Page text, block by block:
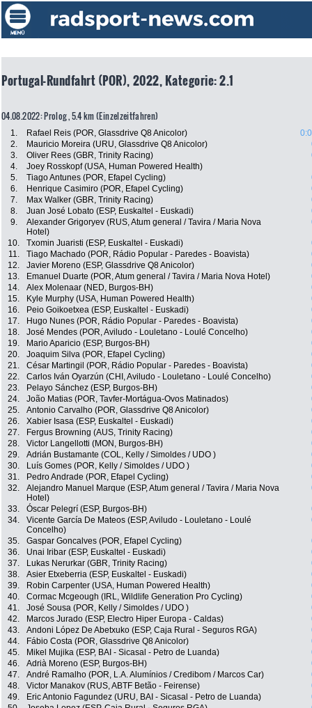
Portugal-Rundfahrt (POR), 2022, Kategorie: 2.1
04.08.2022: Prolog , 5.4 km (Einzelzeitfahren)
1. Rafael Reis (POR, Glassdrive Q8 Anicolor)
2.
Mauricio Moreira (URU, Glassdrive Q8 Anicolor)
3.
Oliver Rees (GBR, Trinity Racing)
4.
Joey Rosskopf (USA, Human Powered Health)
5.
Tiago Antunes (POR, Efapel Cycling)
6.
Henrique Casimiro (POR, Efapel Cycling)
7.
Max Walker (GBR, Trinity Racing)
8.
Juan José Lobato (ESP, Euskaltel - Euskadi)
9.
Alexander Grigoryev (RUS, Atum general / Tavira / Maria Nova
Hotel)
10. Txomin Juaristi (ESP, Euskaltel - Euskadi)
11.
Tiago Machado (POR, Rádio Popular - Paredes - Boavista)
12.
Javier Moreno (ESP, Glassdrive Q8 Anicolor)
13.
Emanuel Duarte (POR, Atum general / Tavira / Maria Nova Hotel)
14.
Alex Molenaar (NED, Burgos-BH)
15.
Kyle Murphy (USA, Human Powered Health)
16.
Peio Goikoetxea (ESP, Euskaltel - Euskadi)
17.
Hugo Nunes (POR, Rádio Popular - Paredes - Boavista)
18.
José Mendes (POR, Aviludo - Louletano - Loulé Concelho)
19.
Mario Aparicio (ESP, Burgos-BH)
20.
Joaquim Silva (POR, Efapel Cycling)
21.
César Martingil (POR, Rádio Popular - Paredes - Boavista)
22.
Carlos Iván Oyarzún (CHI, Aviludo - Louletano - Loulé Concelho)
23.
Pelayo Sánchez (ESP, Burgos-BH)
24.
João Matias (POR, Tavfer-Mortágua-Ovos Matinados)
25.
Antonio Carvalho (POR, Glassdrive Q8 Anicolor)
26.
Xabier Isasa (ESP, Euskaltel - Euskadi)
27.
Fergus Browning (AUS, Trinity Racing)
28.
Victor Langellotti (MON, Burgos-BH)
29.
Adrián Bustamante (COL, Kelly / Simoldes / UDO )
30.
Luís Gomes (POR, Kelly / Simoldes / UDO )
31.
Pedro Andrade (POR, Efapel Cycling)
32.
Alejandro Manuel Marque (ESP, Atum general / Tavira / Maria Nova
Hotel)
33. Óscar Pelegrí (ESP, Burgos-BH)
34.
Vicente García De Mateos (ESP, Aviludo - Louletano - Loulé
Concelho)
35. Gaspar Goncalves (POR, Efapel Cycling)
36.
Unai Iribar (ESP, Euskaltel - Euskadi)
37.
Lukas Nerurkar (GBR, Trinity Racing)
38.
Asier Etxeberria (ESP, Euskaltel - Euskadi)
39.
Robin Carpenter (USA, Human Powered Health)
40.
Cormac Mcgeough (IRL, Wildlife Generation Pro Cycling)
41.
José Sousa (POR, Kelly / Simoldes / UDO )
42.
Marcos Jurado (ESP, Electro Hiper Europa - Caldas)
43.
Andoni López De Abetxuko (ESP, Caja Rural - Seguros RGA)
44.
Fábio Costa (POR, Glassdrive Q8 Anicolor)
45.
Mikel Mujika (ESP, BAI - Sicasal - Petro de Luanda)
46.
Adrià Moreno (ESP, Burgos-BH)
47.
André Ramalho (POR, L.A. Alumínios / Credibom / Marcos Car)
48.
Victor Manakov (RUS, ABTF Betão - Feirense)
49.
Eric Antonio Fagundez (URU, BAI - Sicasal - Petro de Luanda)